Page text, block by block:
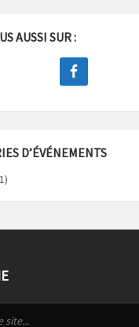
AUSSI SUR :
D’ÉVÉNEMENTS